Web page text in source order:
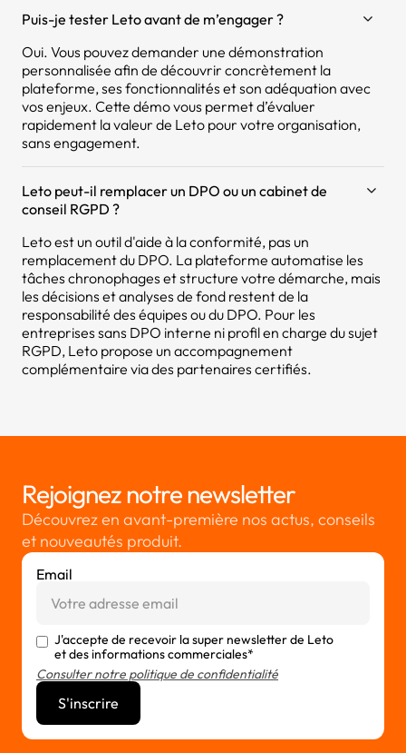
Puis-je tester Leto avant de m’engager ?
Oui. Vous pouvez demander une démonstration
personnalisée afin de découvrir concrètement la
plateforme, ses fonctionnalités et son adéquation avec
vos enjeux. Cette démo vous permet d’évaluer
rapidement la valeur de Leto pour votre organisation,
sans engagement.
Leto peut-il remplacer un DPO ou un cabinet de
conseil RGPD ?
Leto est un outil d'aide à la conformité, pas un
remplacement du DPO. La plateforme automatise les
tâches chronophages et structure votre démarche, mais
les décisions et analyses de fond restent de la
responsabilité des équipes ou du DPO. Pour les
entreprises sans DPO interne ni profil en charge du sujet
RGPD, Leto propose un accompagnement
complémentaire via des partenaires certifiés.
Rejoignez notre newsletter
Découvrez en avant-première nos actus, conseils
et nouveautés produit.
Email
J'accepte de recevoir la super newsletter de Leto
et des informations commerciales*
Consulter notre politique de confidentialité